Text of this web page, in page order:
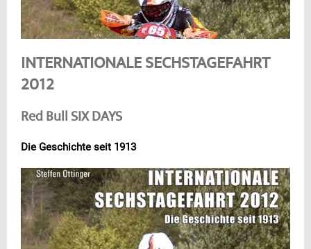
INTERNATIONALE SECHSTAGEFAHRT
2012
Red Bull SIX DAYS
Die Geschichte seit 1913